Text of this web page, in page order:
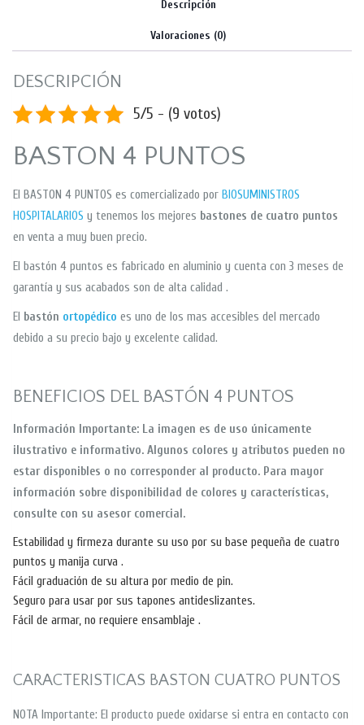
Descripción
Valoraciones (0)
DESCRIPCIÓN
5/5 - (9 votos)
BASTON 4 PUNTOS
El BASTON 4 PUNTOS es comercializado por BIOSUMINISTROS
HOSPITALARIOS y tenemos los mejores bastones de cuatro puntos
en venta a muy buen precio.
El bastón 4 puntos es fabricado en aluminio y cuenta con 3 meses de
garantía y sus acabados son de alta calidad .
El bastón ortopédico es uno de los mas accesibles del mercado
debido a su precio bajo y excelente calidad.
BENEFICIOS DEL BASTÓN 4 PUNTOS
Información Importante: La imagen es de uso únicamente
ilustrativo e informativo. Algunos colores y atributos pueden no
estar disponibles o no corresponder al producto. Para mayor
información sobre disponibilidad de colores y características,
consulte con su asesor comercial.
Estabilidad y firmeza durante su uso por su base pequeña de cuatro
puntos y manija curva .
Fácil graduación de su altura por medio de pin.
Seguro para usar por sus tapones antideslizantes.
Fácil de armar, no requiere ensamblaje .
CARACTERISTICAS BASTON CUATRO PUNTOS
NOTA Importante: El producto puede oxidarse si entra en contacto con